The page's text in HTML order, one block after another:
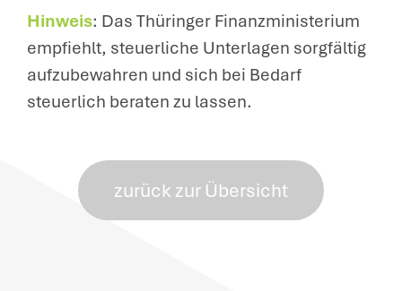
Hinweis: Das Thüringer Finanzministerium
empfiehlt, steuerliche Unterlagen sorgfältig
aufzubewahren und sich bei Bedarf
steuerlich beraten zu lassen.
zurück zur Übersicht